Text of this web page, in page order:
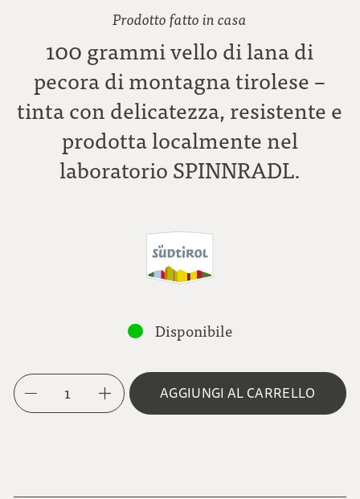
Prodotto fatto in casa
100 grammi vello di lana di
pecora di montagna tirolese –
tinta con delicatezza, resistente e
prodotta localmente nel
laboratorio SPINNRADL.
Disponibile
1 AGGIUNGI AL CARRELLO